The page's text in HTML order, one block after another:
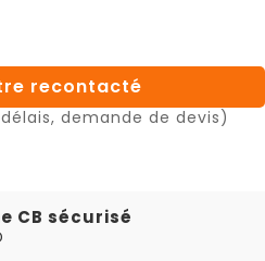
recontacté
demande de devis)
CB sécurisé